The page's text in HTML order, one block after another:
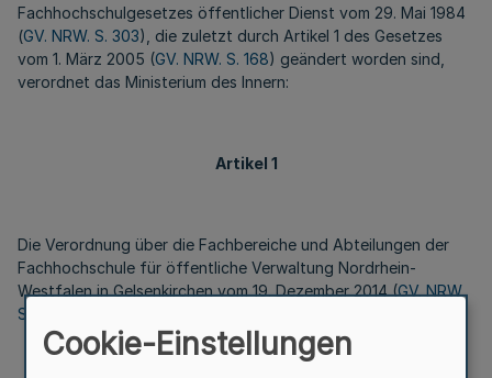
Fachhochschulgesetzes öffentlicher Dienst vom 29. Mai 1984
(GV. NRW. S. 303), die zuletzt durch Artikel 1 des Gesetzes
vom 1. März 2005 (GV. NRW. S. 168) geändert worden sind,
verordnet das Ministerium des Innern:
Artikel 1
Die Verordnung über die Fachbereiche und Abteilungen der
Fachhochschule für öffentliche Verwaltung Nordrhein-
Westfalen in Gelsenkirchen vom 19. Dezember 2014 (GV. NRW.
S. 968
Cookie-Einstellungen